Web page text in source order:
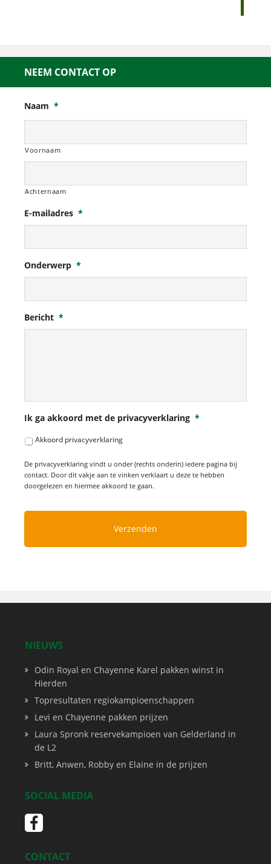
NEEM CONTACT OP
Naam *
Voornaam
Achternaam
E-mailadres *
Onderwerp *
Bericht *
Ik ga akkoord met de privacyverklaring *
Akkoord privacyverklaring
De privacyverklaring vindt u onder (rechts onderin) iedere pagina bij
contact. Door dit vakje aan te vinken verklaart u deze te hebben
doorgelezen en hiermee akkoord te gaan.
NIEUWS
Odin Royal en Chayenne Karel pakken winst in
Hierden
Topresultaten regiokampioenschappen
Levi en Chayenne pakken prijzen
Laura Spronk reservekampioen van Gelderland in
de L2
Britt, Anwen, Robby en Elaine in de prijzen
SOCIAL MEDIA
CONTACT